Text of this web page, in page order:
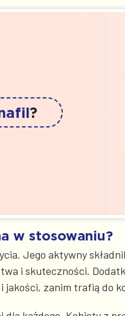
?
w stosowaniu?
Jego aktywny
i skuteczności.
jakości, zanim trafią do